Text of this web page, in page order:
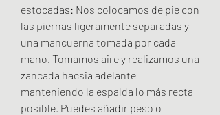
estocadas: Nos colocamos de pie con
las piernas ligeramente separadas y
una mancuerna tomada por cada
mano. Tomamos aire y realizamos una
zancada hacsia adelante
manteniendo la espalda lo más recta
posible. Puedes añadir peso o